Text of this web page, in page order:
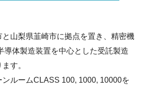
山梨県韮崎市に拠点を置き、精密機
導体製造装置を中心とした受託製造
す。
ルームCLASS 100, 1000, 10000を